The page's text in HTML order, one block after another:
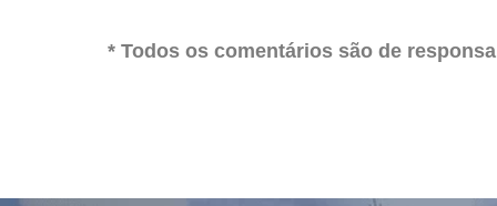
* Todos os comentários são de